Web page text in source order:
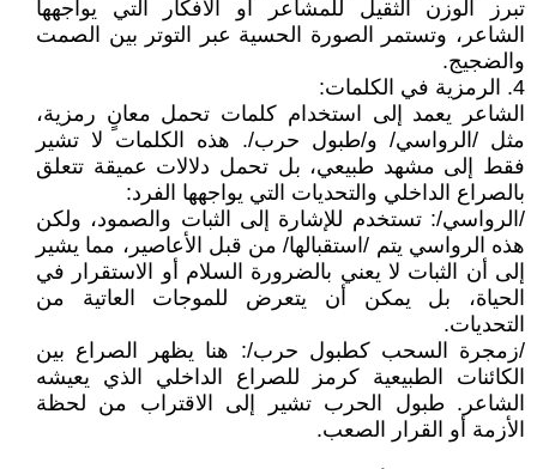
تبرز الوزن الثقيل للمشاعر أو الأفكار التي يواجهها
الشاعر، وتستمر الصورة الحسية عبر التوتر بين الصمت
والضجيج.
4. الرمزية في الكلمات:
الشاعر يعمد إلى استخدام كلمات تحمل معانٍ رمزية،
مثل /الرواسي/ و/طبول حرب/. هذه الكلمات لا تشير
فقط إلى مشهد طبيعي، بل تحمل دلالات عميقة تتعلق
بالصراع الداخلي والتحديات التي يواجهها الفرد:
/الرواسي/: تستخدم للإشارة إلى الثبات والصمود، ولكن
هذه الرواسي يتم /استقبالها/ من قبل الأعاصير، مما يشير
إلى أن الثبات لا يعني بالضرورة السلام أو الاستقرار في
الحياة، بل يمكن أن يتعرض للموجات العاتية من
التحديات.
/زمجرة السحب كطبول حرب/: هنا يظهر الصراع بين
الكائنات الطبيعية كرمز للصراع الداخلي الذي يعيشه
الشاعر. طبول الحرب تشير إلى الاقتراب من لحظة
الأزمة أو القرار الصعب.